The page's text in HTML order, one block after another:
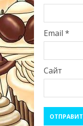
Email *
Сайт